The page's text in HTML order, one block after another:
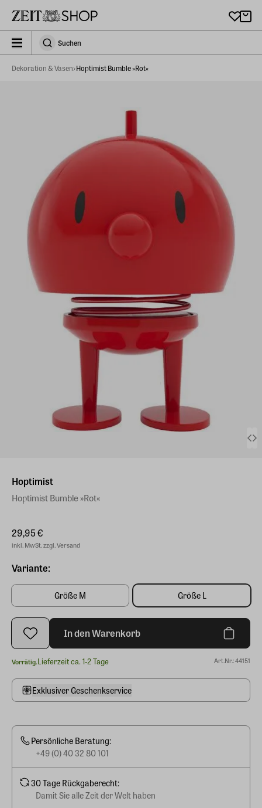
zeit_storefront.components.search.collapsed
SuchenSuchen
Dekoration & Vasen Hoptimist Bumble »Rot«
Hoptimist
Hoptimist Bumble »Rot«
29,95 €
inkl. MwSt. zzgl. Versand
Variante:
Größe M Größe L
In den Warenkorb
Vorrätig.Lieferzeit ca. 1-2 Tage Art.Nr.: 44151
Exklusiver Geschenkservice
Persönliche Beratung:
+49 (0) 40 32 80 101
30 Tage Rückgaberecht:
Damit Sie alle Zeit der Welt haben